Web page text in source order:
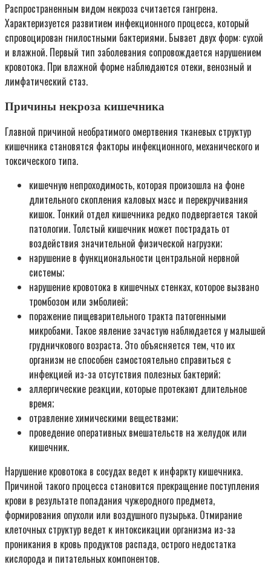
Распространенным видом некроза считается гангрена.
Характеризуется развитием инфекционного процесса, который
спровоцирован гнилостными бактериями. Бывает двух форм: сухой
и влажной. Первый тип заболевания сопровождается нарушением
кровотока. При влажной форме наблюдаются отеки, венозный и
лимфатический стаз.
Причины некроза кишечника
Главной причиной необратимого омертвения тканевых структур
кишечника становятся факторы инфекционного, механического и
токсического типа.
кишечную непроходимость, которая произошла на фоне
длительного скопления каловых масс и перекручивания
кишок. Тонкий отдел кишечника редко подвергается такой
патологии. Толстый кишечник может пострадать от
воздействия значительной физической нагрузки;
нарушение в функциональности центральной нервной
системы;
нарушение кровотока в кишечных стенках, которое вызвано
тромбозом или эмболией;
поражение пищеварительного тракта патогенными
микробами. Такое явление зачастую наблюдается у малышей
грудничкового возраста. Это объясняется тем, что их
организм не способен самостоятельно справиться с
инфекцией из-за отсутствия полезных бактерий;
аллергические реакции, которые протекают длительное
время;
отравление химическими веществами;
проведение оперативных вмешательств на желудок или
кишечник.
Нарушение кровотока в сосудах ведет к инфаркту кишечника.
Причиной такого процесса становится прекращение поступления
крови в результате попадания чужеродного предмета,
формирования опухоли или воздушного пузырька. Отмирание
клеточных структур ведет к интоксикации организма из-за
проникания в кровь продуктов распада, острого недостатка
кислорода и питательных компонентов.